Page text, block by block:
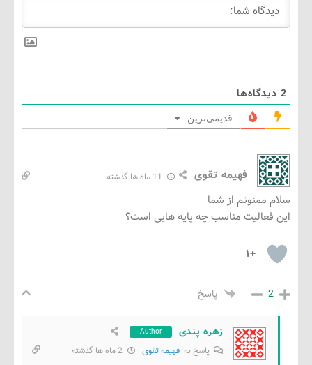
قدیمی‌ترین
فهیمه تقوی 11 ماه ها گذشته
از شما
مناسب چه پایه هایی است؟
پاسخ
زهره پندی Author
پاسخ به فهیمه تقوی 2 ماه ها گذشته